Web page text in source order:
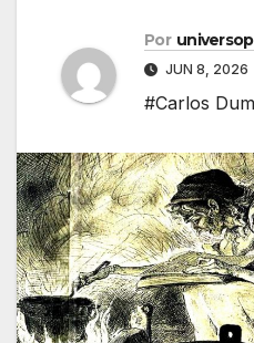
Por
JUN 8, 2026
#Carlos Dum